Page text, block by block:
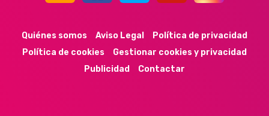
44k 9k 35k 352
Quiénes somos Aviso Legal
Política de privacidad
Política de cookies
Gestionar cookies y privacidad
Publicidad
Contactar